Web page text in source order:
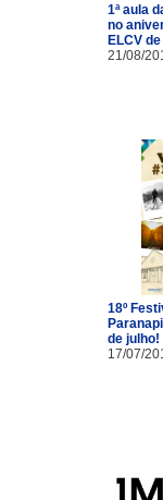
1ª aula
no
ELCV
21/08/
18º
de julho!
17/07/